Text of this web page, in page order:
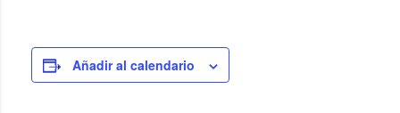
Añadir al calendario